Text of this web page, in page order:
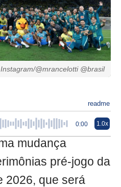
@mrancelotti @brasil
readme
0:00 1.0x
mudança
pré-jogo da
2026, que será